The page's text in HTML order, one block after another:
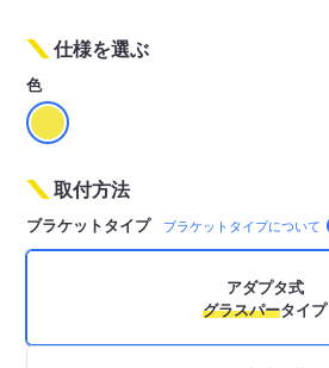
仕様を選ぶ
色
取付方法
ブラケットタイプ ブラケットタイプについて
アダプタ式
グラスパータイプ